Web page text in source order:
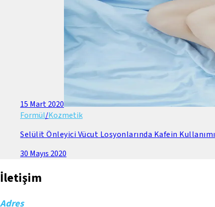
15 Mart 2020
Formül/Kozmetik
Selülit Önleyici Vücut Losyonlarında Kafein Kullanımı
30 Mayıs 2020
İletişim
Adres